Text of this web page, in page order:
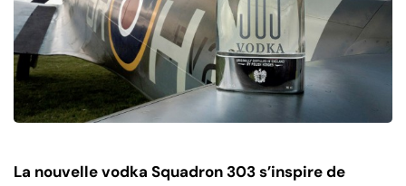
La nouvelle vodka Squadron 303 s’inspire de